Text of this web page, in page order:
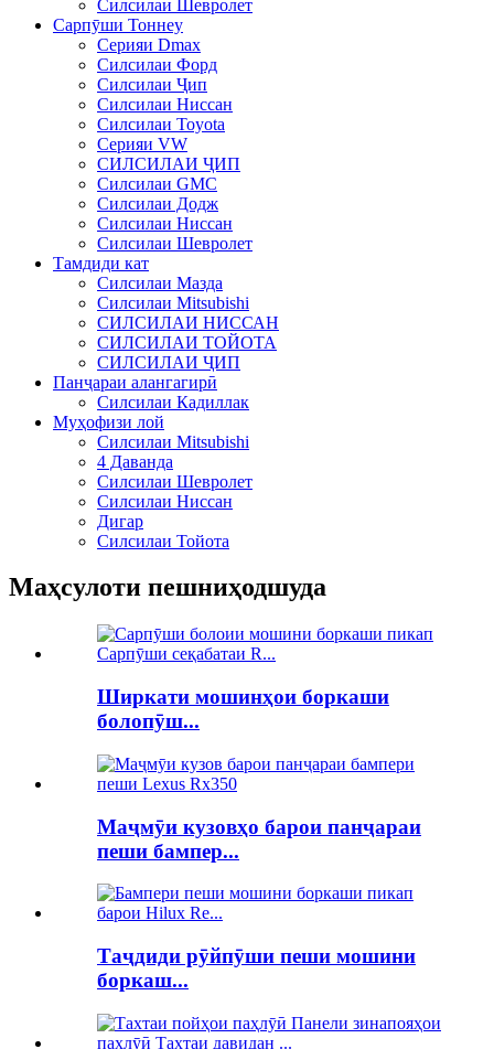
Силсилаи Шевролет
Сарпӯши Тоннеу
Серияи Dmax
Силсилаи Форд
Силсилаи Ҷип
Силсилаи Ниссан
Силсилаи Toyota
Серияи VW
СИЛСИЛАИ ҶИП
Силсилаи GMC
Силсилаи Додж
Силсилаи Ниссан
Силсилаи Шевролет
Тамдиди кат
Силсилаи Мазда
Силсилаи Mitsubishi
СИЛСИЛАИ НИССАН
СИЛСИЛАИ ТОЙОТА
СИЛСИЛАИ ҶИП
Панҷараи алангагирӣ
Силсилаи Кадиллак
Муҳофизи лой
Силсилаи Mitsubishi
4 Даванда
Силсилаи Шевролет
Силсилаи Ниссан
Дигар
Силсилаи Тойота
Маҳсулоти пешниҳодшуда
Ширкати мошинҳои боркаши
болопӯш...
Маҷмӯи кузовҳо барои панҷараи
пеши бампер...
Таҷдиди рӯйпӯши пеши мошини
боркаш...